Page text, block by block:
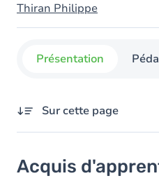
Thiran Philippe
Présentation
Sur cette page
Objectifs
Acquis